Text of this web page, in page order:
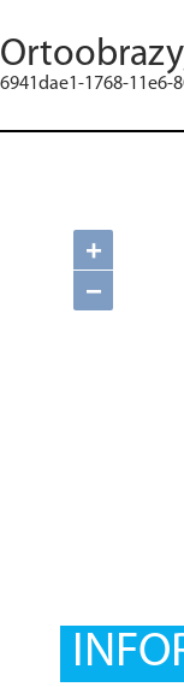
6941dae1-1768-11e6-
+
−